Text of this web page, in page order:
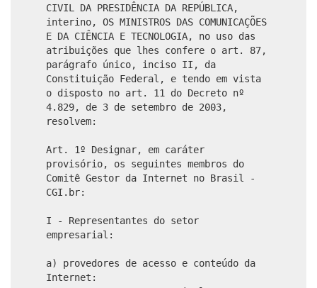
CIVIL DA PRESIDÊNCIA DA REPÚBLICA,
interino, OS MINISTROS DAS COMUNICAÇÕES
E DA CIÊNCIA E TECNOLOGIA, no uso das
atribuições que lhes confere o art. 87,
parágrafo único, inciso II, da
Constituição Federal, e tendo em vista
o disposto no art. 11 do Decreto nº
4.829, de 3 de setembro de 2003,
resolvem:
Art. 1º Designar, em caráter
provisório, os seguintes membros do
Comitê Gestor da Internet no Brasil -
CGI.br:
I - Representantes do setor
empresarial:
a) provedores de acesso e conteúdo da
Internet: